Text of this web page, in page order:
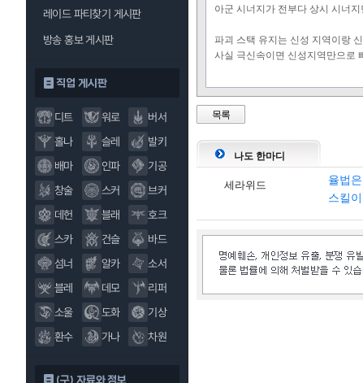
레이드 파티찾기 게시판
방송 홍보 게시판
직업 게시판
디트 워로
버서
홀나
슬레
발키
배마
인파
기공
창술
스커
브커
데헌
블래
호크
스카
건슬
바드
섬너
알카
소서
블레
데모
리퍼
소울
도화
기상
환수
가나 차원
(구) 자료와 정보
아군 시너지가 전부다 상시 시너
파괴 스택 유지는 신성 지역이랑
사실 극신속이면 신성지역만으로
목록
나도 한마디
세라위드
율법
스킬